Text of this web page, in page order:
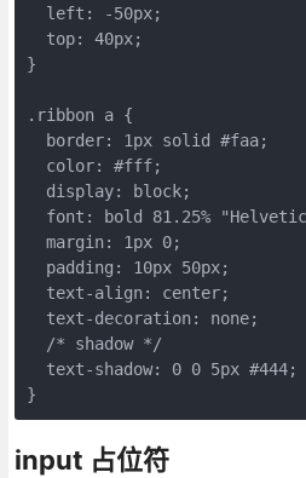
  left: -50px;
  top: 40px;
}
.ribbon a {
  border: 1px solid #faa;
  color: #fff;
  display: block;
font: bold 81.25%
  margin: 1px 0;
  padding: 10px 50px;
  text-align: center;
  text-decoration: none;
  /* shadow */
  text-shadow: 0 0 5px #444;
}
input 占位符